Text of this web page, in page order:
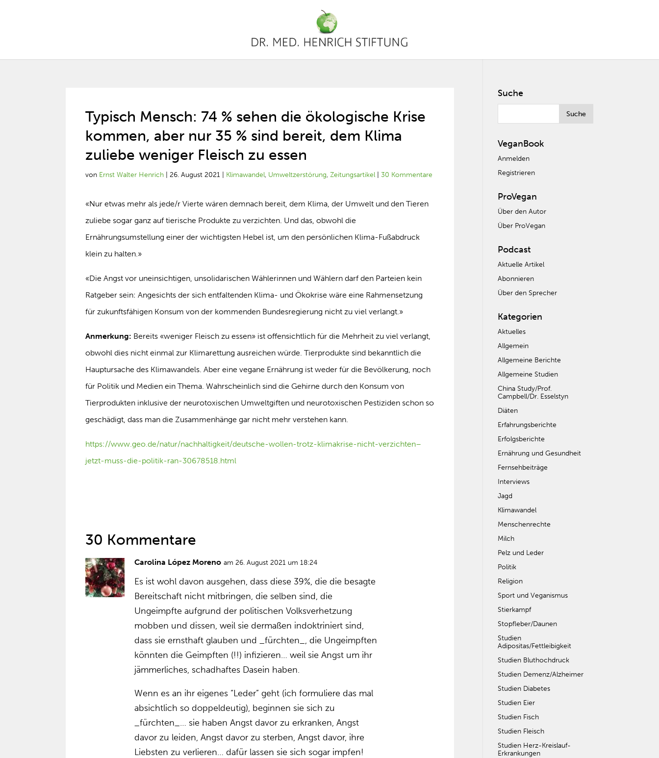
Typisch Mensch: 74 % sehen die ökologische Krise
kommen, aber nur 35 % sind bereit, dem Klima
zuliebe weniger Fleisch zu essen
von Ernst Walter Henrich |26. August 2021 Klimawandel, Umweltzerstörung,Zeitungsartikel |30 Kommentare
«Nur etwas mehr als jede/r Vierte wären demnach bereit, dem Klima, der Umwelt und den Tieren
zuliebe sogar ganz auf tierische Produkte zu verzichten. Und das, obwohl die
Ernährungsumstellung einer der wichtigsten Hebel ist, um den persönlichen Klima-Fußabdruck
klein zu halten.»
«Die Angst vor uneinsichtigen, unsolidarischen Wählerinnen und Wählern darf den Parteien kein
Ratgeber sein: Angesichts der sich entfaltenden Klima- und Ökokrise wäre eine Rahmensetzung
für zukunftsfähigen Konsum von der kommenden Bundesregierung nicht zu viel verlangt.»
Anmerkung: Bereits «weniger Fleisch zu essen» ist offensichtlich für die Mehrheit zu viel verlangt,
obwohl dies nicht einmal zur Klimarettung ausreichen würde. Tierprodukte sind bekanntlich die
Hauptursache des Klimawandels. Aber eine vegane Ernährung ist weder für die Bevölkerung, noch
für Politik und Medien ein Thema. Wahrscheinlich sind die Gehirne durch den Konsum von
Tierprodukten inklusive der neurotoxischen Umweltgiften und neurotoxischen Pestiziden schon so
geschädigt, dass man die Zusammenhänge gar nicht mehr verstehen kann.
https://www.geo.de/natur/nachhaltigkeit/deutsche-wollen-trotz-klimakrise-nicht-verzichten–
jetzt-muss-die-politik-ran-30678518.html
30 Kommentare
Carolina López Moreno am 26. August 2021 um 18:24
Es ist wohl davon ausgehen, dass diese 39%, die die besagte
Bereitschaft nicht mitbringen, die selben sind, die
Ungeimpfte aufgrund der politischen Volksverhetzung
mobben und dissen, weil sie dermaßen indoktriniert sind,
dass sie ernsthaft glauben und _fürchten_, die Ungeimpften
könnten die Geimpften (!!) infizieren… weil sie Angst um ihr
jämmerliches, schadhaftes Dasein haben.
Wenn es an ihr eigenes “Leder” geht (ich formuliere das mal
absichtlich so doppeldeutig), beginnen sie sich zu
_fürchten_… sie haben Angst davor zu erkranken, Angst
davor zu leiden, Angst davor zu sterben, Angst davor, ihre
Liebsten zu verlieren… dafür lassen sie sich sogar impfen!
Suche
VeganBook
Anmelden
Registrieren
ProVegan
Über den Autor
Über ProVegan
Podcast
Aktuelle Artikel
Abonnieren
Über den Sprecher
Kategorien
Aktuelles
Allgemein
Allgemeine Berichte
Allgemeine Studien
China Study/Prof.
Campbell/Dr. Esselstyn
Diäten
Erfahrungsberichte
Erfolgsberichte
Ernährung und Gesundheit
Fernsehbeiträge
Interviews
Jagd
Klimawandel
Menschenrechte
Milch
Pelz und Leder
Politik
Religion
Sport und Veganismus
Stierkampf
Stopfleber/Daunen
Studien
Adipositas/Fettleibigkeit
Studien Bluthochdruck
Studien Demenz/Alzheimer
Studien Diabetes
Studien Eier
Studien Fisch
Studien Fleisch
Studien Herz-Kreislauf-
Erkrankungen